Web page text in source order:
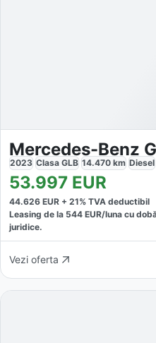
2023 Clasa GLB 14.470 km Diesel
53.997 EUR
44.626 EUR + 21% TVA deductibil
Leasing de la 544 EUR/luna cu
juridice.
Vezi oferta